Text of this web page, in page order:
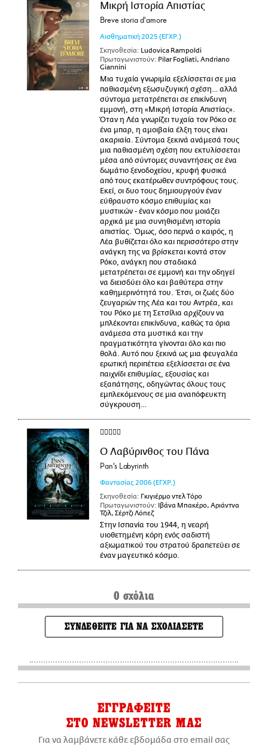
Μικρή Ιστορία Απιστίας
Breve storia d'amore
Αισθηματική 2025 (ΕΓΧΡ.)
Σκηνοθεσία: Ludovica Rampoldi
Πρωταγωνιστούν: Pilar Fogliati, Andriano
Giannini
Μια τυχαία γνωριμία εξελίσσεται σε μια
παθιασμένη εξωσυζυγική σχέση… αλλά
σύντομα μετατρέπεται σε επικίνδυνη
εμμονή, στη «Μικρή Ιστορία Απιστίας».
Όταν η Λέα γνωρίζει τυχαία τον Ρόκο σε
ένα μπαρ, η αμοιβαία έλξη τους είναι
ακαριαία. Σύντομα ξεκινά ανάμεσά τους
μια παθιασμένη σχέση που εκτυλίσσεται
μέσα από σύντομες συναντήσεις σε ένα
δωμάτιο ξενοδοχείου, κρυφή φυσικά
από τους εκατέρωθεν συντρόφους τους.
Εκεί, οι δυο τους δημιουργούν έναν
εύθραυστο κόσμο επιθυμίας και
μυστικών - έναν κόσμο που μοιάζει
αρχικά με μια συνηθισμένη ιστορία
απιστίας. Όμως, όσο περνά ο καιρός, η
Λέα βυθίζεται όλο και περισσότερο στην
ανάγκη της να βρίσκεται κοντά στον
Ρόκο, ανάγκη που σταδιακά
μετατρέπεται σε εμμονή και την οδηγεί
να διεισδύει όλο και βαθύτερα στην
καθημερινότητά του. Έτσι, οι ζωές δύο
ζευγαριών της Λέα και του Αντρέα, και
του Ρόκο με τη Σετσίλια αρχίζουν να
μπλέκονται επικίνδυνα, καθώς τα όρια
ανάμεσα στα μυστικά και την
πραγματικότητα γίνονται όλο και πιο
θολά. Αυτό που ξεκινά ως μια φευγαλέα
ερωτική περιπέτεια εξελίσσεται σε ένα
παιχνίδι επιθυμίας, εξουσίας και
εξαπάτησης, οδηγώντας όλους τους
εμπλεκόμενους σε μια αναπόφευκτη
σύγκρουση…
Ο Λαβύρινθος του Πάνα
Pan's Labyrinth
Φαντασίας 2006 (ΕΓΧΡ.)
Σκηνοθεσία: Γκιγιέρμο ντελ Τόρο
Πρωταγωνιστούν: Ιβάνα Μπακέρο, Αριάντνα
Τζιλ, Σέρτζι Λόπεζ
Στην Ισπανία του 1944, η νεαρή
υιοθετημένη κόρη ενός σαδιστή
αξιωματικού του στρατού δραπετεύει σε
έναν μαγευτικό κόσμο.
0 σχόλια
ΣΥΝΔΕΘΕΙΤΕ ΓΙΑ ΝΑ ΣΧΟΛΙΑΣΕΤΕ
ΕΓΓΡΑΦΕΙΤΕ
ΣΤΟ NEWSLETTER ΜΑΣ
Για να λαμβάνετε κάθε εβδομάδα στο email σας